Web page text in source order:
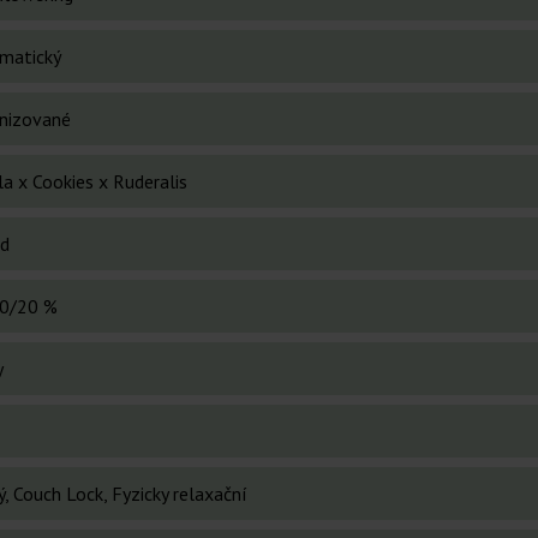
x Cookies x Ruderalis
20 %
Couch Lock, Fyzicky relaxační